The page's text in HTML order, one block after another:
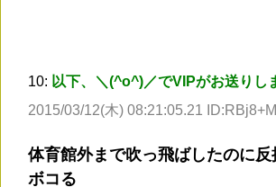
10: 以下、＼(^o^)／でVIPがお送りし
2015/03/12(木) 08:21:05.21
体育館外まで吹っ飛ばしたのに反
ボコる